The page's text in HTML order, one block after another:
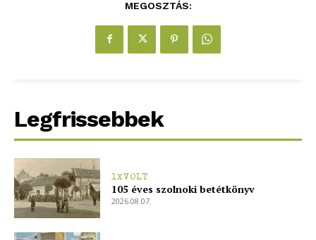
MEGOSZTÁS:
Legfrissebbek
1XVOLT
105 éves szolnoki betétkönyv
2026.08.07.